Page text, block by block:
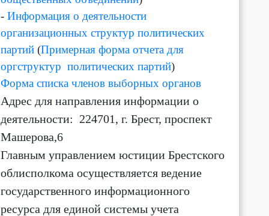
23:00
+18
0:00
+17 +17
1 м/с
+16 +16
1 м/с
+15
- Информация о деятельности
организационных структур политических
партий (Примерная форма отчета для
оргструктур политических партий)
Форма списка членов выборных органов
Адрес для направления информации о
деятельности: 224701, г. Брест, проспект
Машерова,6
Главным управлением юстиции Брестского
облисполкома осуществляется ведение
государственного информационного
ресурса для единой системы учета